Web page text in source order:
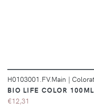
H0103001.FV.Main |
BIO LIFE COLOR 100ML
€12,31